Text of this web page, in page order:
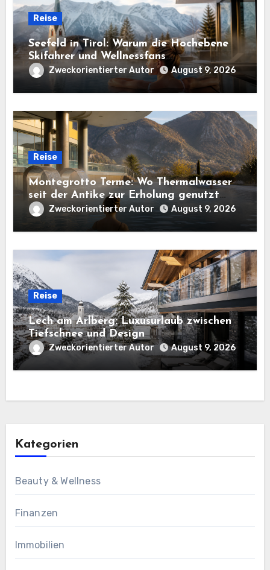
Reise
Seefeld in Tirol: Warum die Hochebene
Skifahrer und Wellnessfans
gleichermaßen anzieht
Zweckorientierter Autor August 9, 2026
Reise
Montegrotto Terme: Wo Thermalwasser
seit der Antike zur Erholung genutzt
wirdZweckorientierter Autor August 9, 2026
Reise
Lech am Arlberg: Luxusurlaub zwischen
Tiefschnee und Design
Zweckorientierter Autor August 9, 2026
Kategorien
Beauty & Wellness
Finanzen
Immobilien